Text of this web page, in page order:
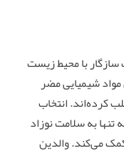
سازگار با محیط زیست
شیمیایی مضر
کرده‌اند. انتخاب
به سلامت نوزاد
می‌کند. والدین